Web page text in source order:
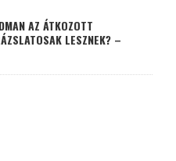
AZ ÁTKOZOTT
LESZNEK? –